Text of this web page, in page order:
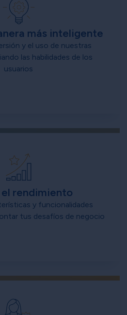
más inteligente
y el uso de nuestras
las habilidades de los
usuarios
rendimiento
y funcionalidades
tus desafíos de negocio